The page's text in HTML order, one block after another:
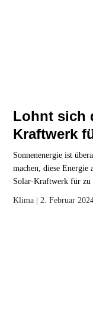
Lohnt sich
Kraftwerk
Sonnenenergie ist
machen, diese Energie
Solar-Kraftwerk für
Klima | 2. Februar